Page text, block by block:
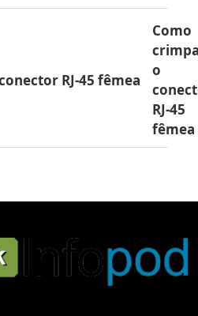
Como
o
RJ-45
fêmea